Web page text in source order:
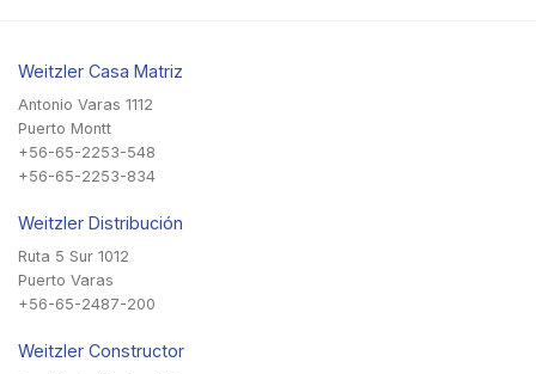
Weitzler Casa Matriz
Antonio Varas 1112
Puerto Montt
+56-65-2253-548
+56-65-2253-834
Weitzler Distribución
Ruta 5 Sur 1012
Puerto Varas
+56-65-2487-200
Weitzler Constructor